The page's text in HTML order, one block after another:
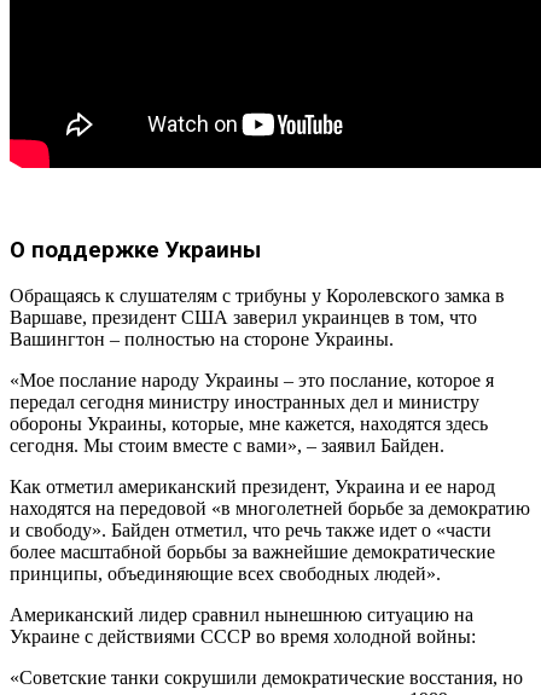
О поддержке Украины
Обращаясь к слушателям с трибуны у Королевского замка в
Варшаве, президент США заверил украинцев в том, что
Вашингтон – полностью на стороне Украины.
«Мое послание народу Украины – это послание, которое я
передал сегодня министру иностранных дел и министру
обороны Украины, которые, мне кажется, находятся здесь
сегодня. Мы стоим вместе с вами», – заявил Байден.
Как отметил американский президент, Украина и ее народ
находятся на передовой «в многолетней борьбе за демократию
и свободу». Байден отметил, что речь также идет о «части
более масштабной борьбы за важнейшие демократические
принципы, объединяющие всех свободных людей».
Американский лидер сравнил нынешнюю ситуацию на
Украине с действиями СССР во время холодной войны:
«Советские танки сокрушили демократические восстания, но